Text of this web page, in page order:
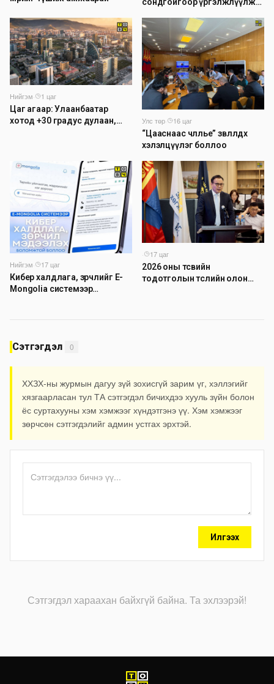
Нийгэм·
1 цаг
Цаг агаар: Улаанбаатар
хотод +30 градус дулаан,
Улс төр·
16 цаг
“Цааснаас чөлөөлье” зөвлөлдөх
хэлэлцүүлэг боллоо
Нийгэм·
17 цаг
Кибер халдлага, зөрчлийг E-
Mongolia системээр
·
17 цаг
2026 оны төсвийн
тодотголын төслийн олон
Сэтгэгдэл 0
ХХЗХ-ны журмын дагуу зүй зохисгүй зарим үг, хэллэгийг
хязгаарласан тул ТА сэтгэгдэл бичихдээ хууль зүйн болон
ёс суртахууны хэм хэмжээг хүндэтгэнэ үү. Хэм хэмжээг
зөрчсөн сэтгэгдэлийг админ устгах эрхтэй.
Илгээх
Сэтгэгдэл хараахан байхгүй байна. Та эхлээрэй!